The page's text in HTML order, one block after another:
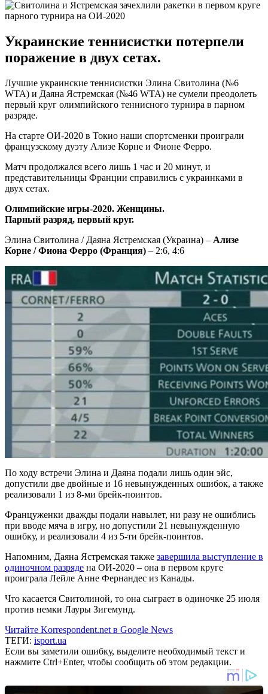
Украинские теннисистки потерпели
поражение в двух сетах.
Лучшие украинские теннисистки Элина Свитолина (№6
WTA) и Даяна Ястремская (№46 WTA) не сумели преодолеть
первый круг олимпийского теннисного турнира в парном
разряде.
На старте ОИ-2020 в Токио наши спортсменки проиграли
французскому дуэту Ализе Корне и Фионе Ферро.
Матч продолжался всего лишь 1 час и 20 минут, и
представительницы Франции справились с украинками в
двух сетах.
Олимпийские игры-2020. Женщины.
Парный разряд, первый круг.
Элина Свитолина / Даяна Ястремская (Украина) – Ализе
Корне / Фиона Ферро (Франция) – 2:6, 4:6
По ходу встречи Элина и Даяна подали лишь один эйс,
допустили две двойные и 16 невынужденных ошибок, а также
реализовали 1 из 8-ми брейк-поинтов.
Француженки дважды подали навылет, ни разу не ошиблись
при вводе мяча в игру, но допустили 21 невынужденную
ошибку, и реализовали 4 из 5-ти брейк-поинтов.
Напомним, Даяна Ястремская также завершила выступление в
одиночном разряде на ОИ-2020 – она в первом круге
проиграла Лейле Анне Фернандес из Канады.
Что касается Свитолиной, то она сыграет в одиночке 25 июля
против немки Лауры Зигемунд.
Читайте Korrespondent.net в Google News
ТЕГИ: isport.ua
Если вы заметили ошибку, выделите необходимый текст и
нажмите Ctrl+Enter, чтобы сообщить об этом редакции.